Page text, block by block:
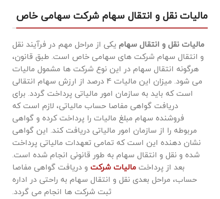
مالیات نقل و انتقال سهام شرکت سهامی خاص
مالیات نقل و انتقال سهام یکی از مراحل مهم در فرآیند نقل
و انتقال سهام شرکت ‌های سهامی خاص است. طبق قانون،
هرگونه انتقال سهام در این نوع شرکت ‌ها مشمول مالیات
می‌ شود. میزان این مالیات 4 درصد از ارزش سهام انتقالی
است که باید به سازمان امور مالیاتی پرداخت گردد. برای
دریافت گواهی مفاصا حساب مالیاتی، لازم است که
فروشنده سهام مبلغ مالیات را پرداخت کرده و گواهی
مربوطه را از سازمان امور مالیاتی دریافت کند. این گواهی
نشان ‌دهنده این است که تمامی تعهدات مالیاتی پرداخت
شده و نقل و انتقال سهام به‌ طور قانونی انجام شده است.
بعد از پرداختمالیات شرکت و دریافت گواهی مفاصا
حساب، مراحل بعدی نقل و انتقال سهام به ‌راحتی در اداره
ثبت شرکت ‌ها انجام می گردد.